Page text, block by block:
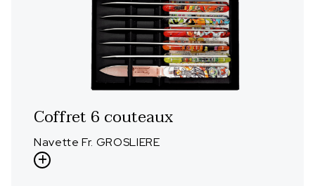
Coffret 6 couteaux
Navette Fr. GROSLIERE